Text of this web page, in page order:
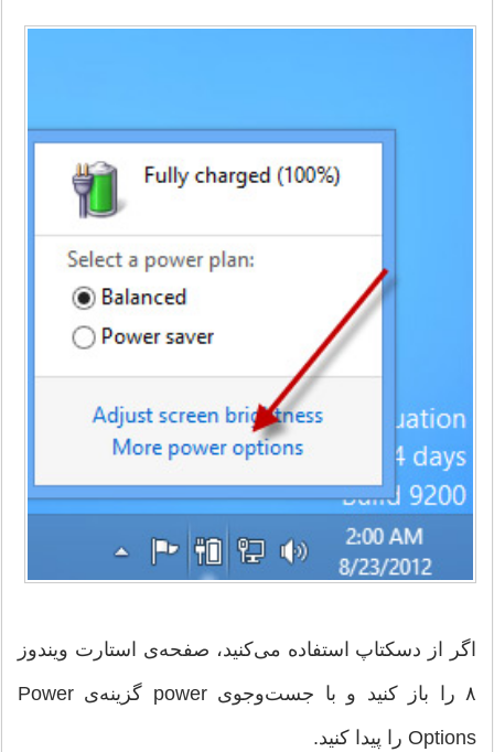
اگر از دسکتاپ استفاده می‌کنید، صفحه‌ی استارت ویندوز
۸ را باز کنید و با جست‌وجوی power گزینه‌ی Power
Options را پیدا کنید.